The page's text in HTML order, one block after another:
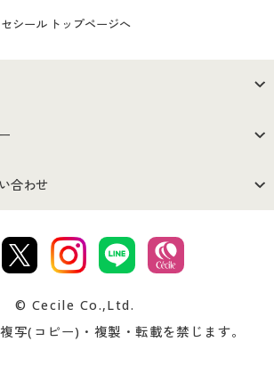
セシール トップページへ
会社案内
ーン サイトマップ
合わせ
お支払は
忘れの場合
© Cecile Co.,Ltd.
写(コピー)・複製・転載を禁じます。